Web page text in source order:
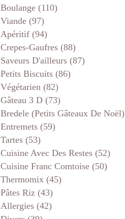
Boulange (110)
Viande (97)
Apéritif (94)
Crepes-Gaufres (88)
Saveurs D'ailleurs (87)
Petits Biscuits (86)
Végétarien (82)
Gâteau 3 D (73)
Bredele (petits Gâteaux De Noël)
Entremets (59)
Tartes (53)
Cuisine Avec Des Restes (52)
Cuisine Franc Comtoise (50)
Thermomix (45)
Pâtes Riz (43)
Allergies (42)